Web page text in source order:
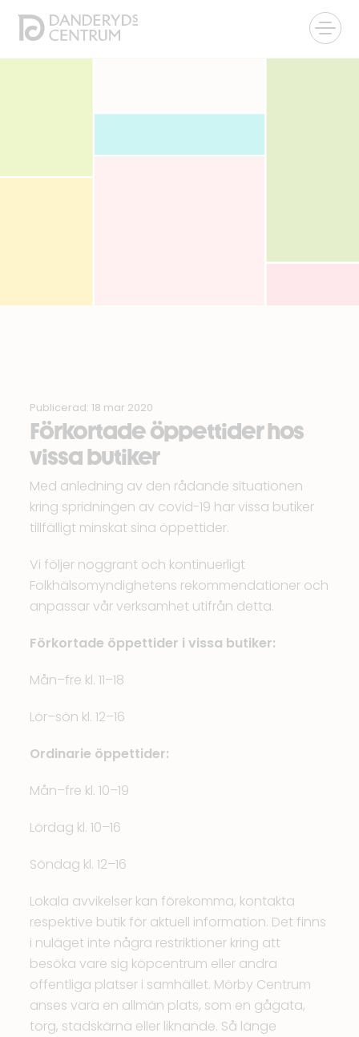
Publicerad: 18 mar 2020
Förkortade öppettider hos
vissa butiker
Med anledning av den rådande situationen
kring spridningen av covid-19 har vissa butiker
tillfälligt minskat sina öppettider.
Vi följer noggrant och kontinuerligt
Folkhälsomyndighetens rekommendationer och
anpassar vår verksamhet utifrån detta.
Förkortade öppettider i vissa butiker:
Mån–fre kl. 11–18
Lör–sön kl. 12–16
Ordinarie öppettider:
Mån–fre kl. 10–19
Lördag kl. 10–16
Söndag kl. 12–16
Lokala avvikelser kan förekomma, kontakta
respektive butik för aktuell information. Det finns
i nuläget inte några restriktioner kring att
besöka vare sig köpcentrum eller andra
offentliga platser i samhället. Mörby Centrum
anses vara en allmän plats, som en gågata,
torg, stadskärna eller liknande. Så länge